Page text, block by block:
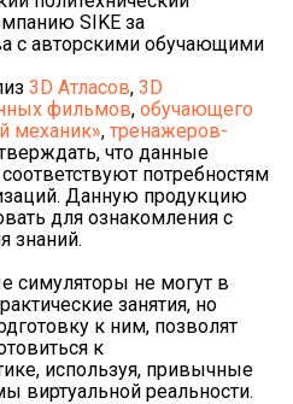
SIKE за
с авторскими обучающими
3D Атласов, 3D
фильмов, обучающего
механик», тренажеров-
что данные
потребностям
Данную продукцию
для ознакомления с
знаний.
симуляторы не могут в
занятия, но
к ним, позволят
к
используя, привычные
виртуальной реальности.